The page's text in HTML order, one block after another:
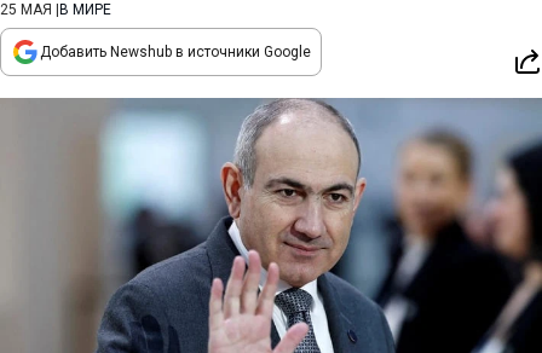
25 МАЯ В МИРЕ
Добавить Newshub в источники Google